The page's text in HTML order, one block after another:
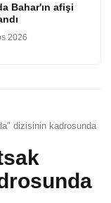
Bahar'ın afişi
2026
dizisinin kadrosunda